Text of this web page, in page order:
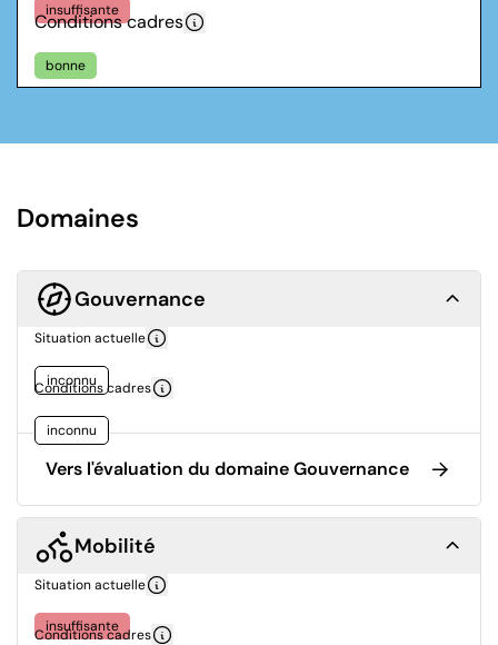
insuffisante
Conditions cadres
bonne
Domaines
Gouvernance
Situation actuelle
inconnu
Conditions cadres
inconnu
Vers l'évaluation du domaine Gouvernance
Mobilité
Situation actuelle
insuffisante
Conditions cadres